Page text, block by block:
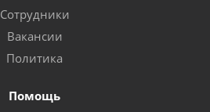
Сотрудники
Вакансии
Политика
Помощь